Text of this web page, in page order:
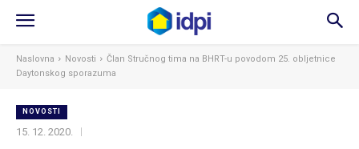
Naslovna Novosti
Član Stručnog tima na BHRT-u povodom 25. obljetnice
Daytonskog sporazuma
NOVOSTI
15. 12. 2020.